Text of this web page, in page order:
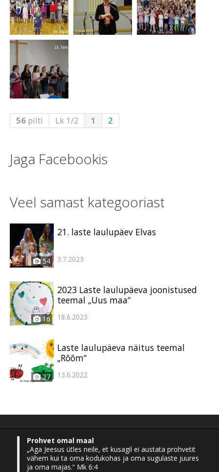
56 pilti Lk 1/2 1 2
Jaga Facebookis
Veel samast kategooriast
54
21. laste laulupäev Elvas
3.7.2023
16
2023 Laste laulupäeva joonistused
teemal „Uus maa“
18.6.2023
27
Laste laulupäeva näitus teemal
„Rõõm“
13.6.2022
Prohvet omal maal
„Aga Jeesus ütles neile, et kusagil ei austata prohvetit
vähem kui ta oma kodukohas ja oma sugulaste juures
ja oma majas.“ Mk 6:4